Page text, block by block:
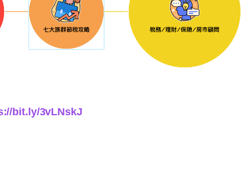
bit.ly/3vLNskJ